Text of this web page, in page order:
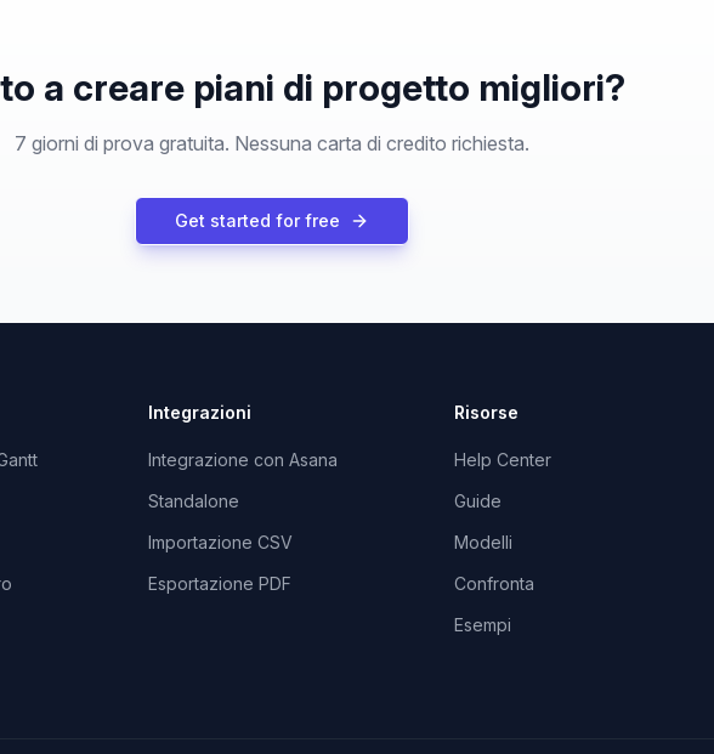
a creare piani di progetto migliori?
7 giorni di prova gratuita. Nessuna carta di credito richiesta.
Get started for free
Integrazioni
Integrazione con Asana
Standalone
Importazione CSV
Esportazione PDF
Risorse
Help Center
Guide
Modelli
Confronta
Esempi